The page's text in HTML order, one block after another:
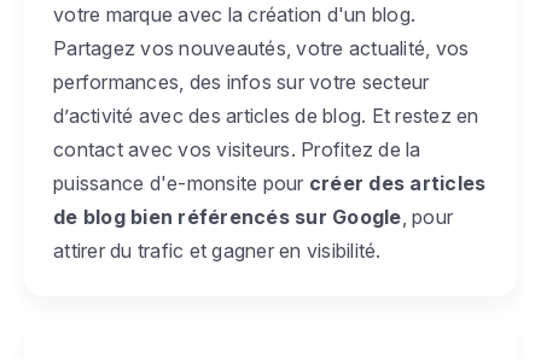
votre marque avec la création d'un blog.
Partagez vos nouveautés, votre actualité, vos
performances, des infos sur votre secteur
d’activité avec des articles de blog. Et restez en
contact avec vos visiteurs. Profitez de la
puissance d'e-monsite pour créer des articles
de blog bien référencés sur Google , pour
attirer du trafic et gagner en visibilité.